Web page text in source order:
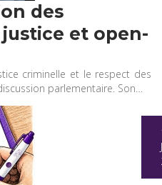
des
et open-
criminelle et le respect des
parlementaire. Son…